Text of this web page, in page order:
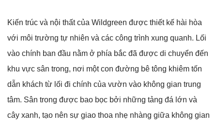
Kiến trúc và nội thất của Wildgreen được thiết kế hài hòa
với môi trường tự nhiên và các công trình xung quanh. Lối
vào chính ban đầu nằm ở phía bắc đã được di chuyển đến
khu vực sân trong, nơi một con đường bê tông khiêm tốn
dẫn khách từ lối đi chính của vườn vào không gian trung
tâm. Sân trong được bao bọc bởi những tảng đá lớn và
cây xanh, tạo nên sự giao thoa nhẹ nhàng giữa không gian